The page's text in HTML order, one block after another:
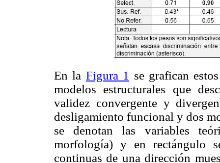
En la Figura 1 se grafican
modelos estructurales que
validez convergente y
desligamiento funcional y dos
se denotan las variables
morfología) y en rectángulo
continuas de una dirección